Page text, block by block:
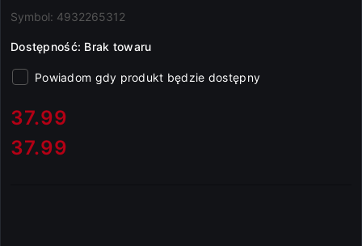
Symbol: 4932265312
Dostępność: Brak towaru
Powiadom gdy produkt będzie dostępny
cena:
37.99
Cena:
37.99